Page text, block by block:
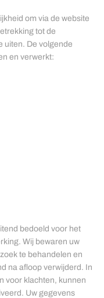
om via de website
tot de
uiten. De volgende
en verwerkt:
bedoeld voor het
Wij bewaren uw
te behandelen en
na afloop verwijderd. In
voor klachten, kunnen
Uw gegevens